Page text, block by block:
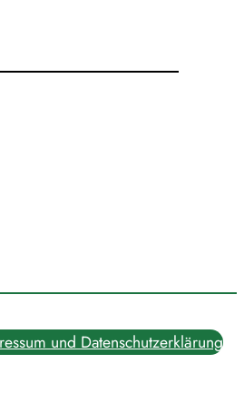
und Datenschutzerklärung